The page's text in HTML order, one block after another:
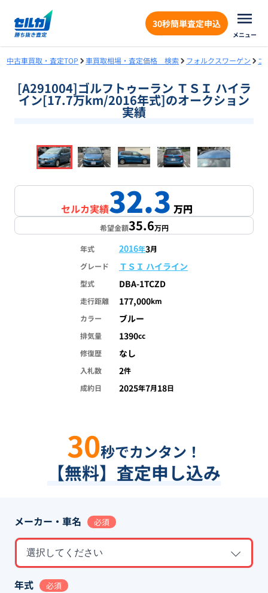
30秒簡単査定申込
メニュー
中古車買取・査定TOP 車買取相場・査定価格 検索 フォルクスワーゲン ゴ
[A291004]ゴルフトゥーラン ＴＳＩ ハイラ
イン[17.7万km/2016年式]のオークション
実績
1/14
セルカ実績32.3万円
希望金額35.6万円
年式 2016年3月
グレード
ＴＳＩ ハイライン
型式 DBA-1TCZD
走行距離 177,000km
カラー
ブルー
排気量 1390cc
修復歴
なし
入札数 2件
成約日
2025年7月18日
30秒でカンタン！
【無料】査定申し込み
メーカー・車名 必須
選択してください
年式 必須